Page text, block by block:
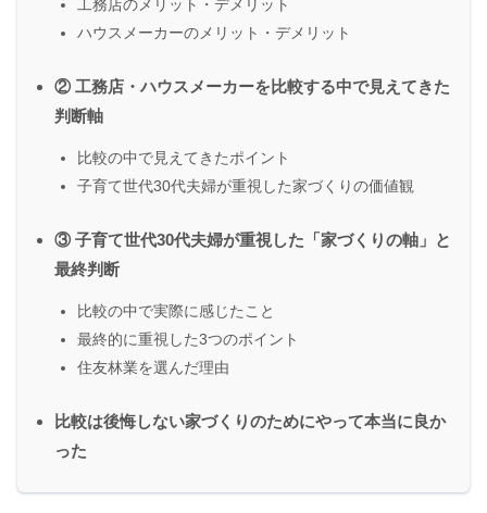
工務店のメリット・デメリット
ハウスメーカーのメリット・デメリット
② 工務店・ハウスメーカーを比較する中で見えてきた
判断軸
比較の中で見えてきたポイント
子育て世代30代夫婦が重視した家づくりの価値観
③ 子育て世代30代夫婦が重視した「家づくりの軸」と
最終判断
比較の中で実際に感じたこと
最終的に重視した3つのポイント
住友林業を選んだ理由
比較は後悔しない家づくりのためにやって本当に良か
った